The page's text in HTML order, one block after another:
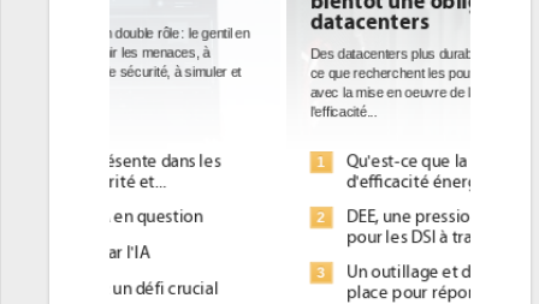
datacenters
Des datacenters plus durables et plus efficaces, c'est
ce que recherchent les pouvoirs publics européens
avec la mise en oeuvre de la nouvelle Directive sur
1
Qu'est-ce que la DEE (directive
d'efficacité énergétique) ?
2
DEE, une pression administrative
pour les DSI à transformer...
Un outillage et des services déjà en
place pour répondre à...